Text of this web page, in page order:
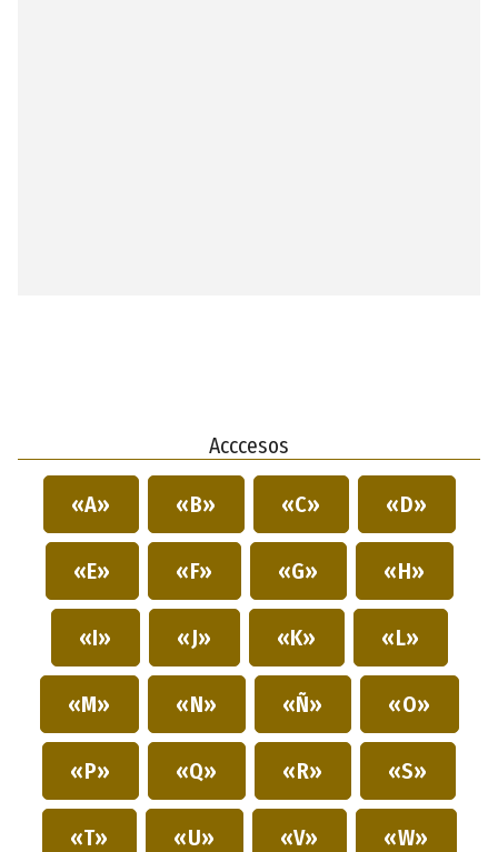
Acccesos
«A» «B» «C» «D»
«E» «F» «G» «H»
«I» «J» «K» «L»
«M» «N» «Ñ» «O»
«P» «Q» «R» «S»
«T» «U» «V» «W»